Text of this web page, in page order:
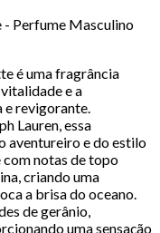
- Perfume Masculino
é uma fragrância
e a
e revigorante.
Lauren, essa
aventureiro e do estilo
notas de topo
criando uma
a brisa do oceano.
de gerânio,
uma sensação